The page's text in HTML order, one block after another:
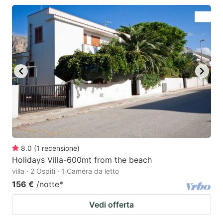
8.0 (1 recensione)
Holidays Villa-600mt from the beach
villa · 2 Ospiti · 1 Camera da letto
156 € /notte*
Vedi offerta